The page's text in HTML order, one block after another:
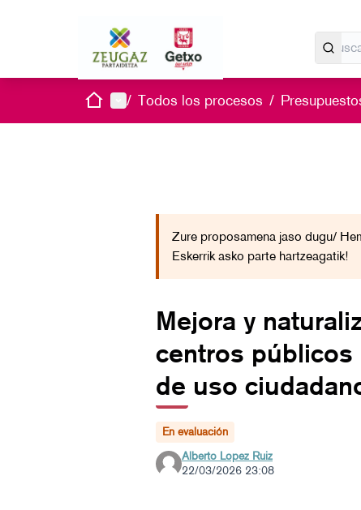
InicioMenú principal
/ Todos los procesos /
Zure proposamena jaso dugu/
Eskerrik asko parte hartzeagatik!
Mejora y
centros públicos
de uso
En evaluación
Alberto Lopez Ruiz
22/03/2026 23:08